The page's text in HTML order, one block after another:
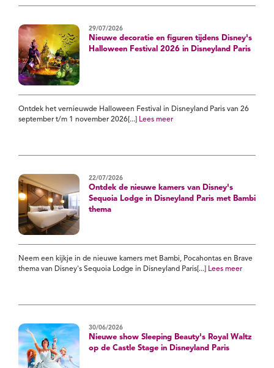
29/07/2026
Nieuwe decoratie en figuren tijdens Disney's
Halloween Festival 2026 in Disneyland Paris
Ontdek het vernieuwde Halloween Festival in Disneyland Paris van 26
september t/m 1 november 2026[...]
Lees meer
22/07/2026
Ontdek de nieuwe kamers van Disney's
Sequoia Lodge in Disneyland Paris met Bambi
thema
Neem een kijkje in de nieuwe kamers met Bambi, Pocahontas en Brave
thema van Disney's Sequoia Lodge in Disneyland Paris[...]
Lees meer
30/06/2026
Nieuwe show Sleeping Beauty's Royal Waltz
op de Castle Stage in Disneyland Paris